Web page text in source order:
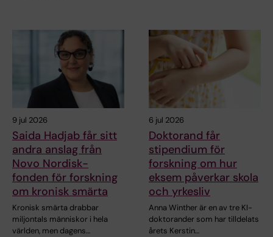
9 jul 2026
Saida Hadjab får sitt
andra anslag från
Novo Nordisk-
fonden för forskning
om kronisk smärta
Kronisk smärta drabbar
miljontals människor i hela
världen, men dagens…
6 jul 2026
Doktorand får
stipendium för
forskning om hur
eksem påverkar skola
och yrkesliv
Anna Winther är en av tre KI-
doktorander som har tilldelats
årets Kerstin…